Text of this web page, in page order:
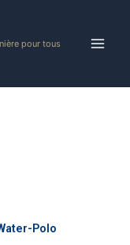
pour tous
Polo